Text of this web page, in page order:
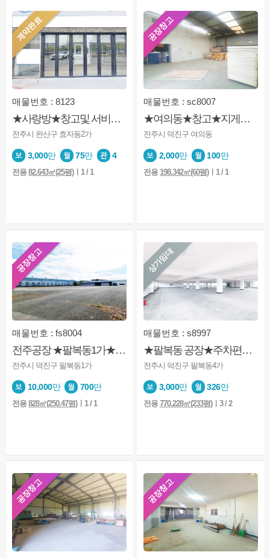
계약완료
매물번호 : 8123
★사랑방★창고및 서비스업추천★모든업종가능★가성비★주차장넓음
전주시 완산구 효자동2가
3,000만 75만 4
전용82.643㎡(25평)ㅣ1 / 1
공장창고
매물번호 : sc8007
★여의동★창고★지게차가능★주차장넓음★사무실추가임대가능
전주시 덕진구 여의동
2,000만 100만
전용 198.342㎡(60평)ㅣ1 / 1
공장창고
매물번호 : fs8004
전주공장 ★팔복동1가★1층★넓은대지★전용사용★대로변
전주시 덕진구 팔복동1가
10,000만 700만
전용828㎡(250.47평)ㅣ1 / 1
상가임대
매물번호 : s8997
★팔복동 공장★주차편리★화물엘레베이터★용도상공장
전주시 덕진구 팔복동4가
3,000만 326만
전용770.228㎡(233평)ㅣ3 / 2
공장창고 공장창고